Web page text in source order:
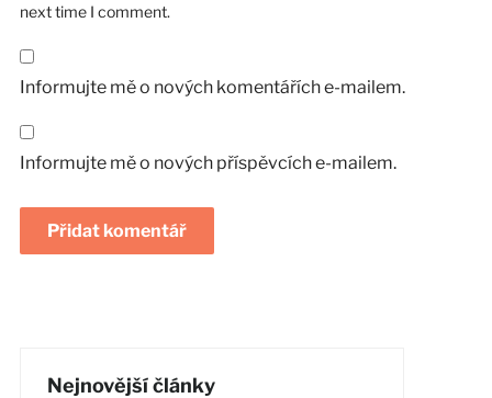
next time I comment.
Informujte mě o nových komentářích e-mailem.
Informujte mě o nových příspěvcích e-mailem.
Nejnovější články